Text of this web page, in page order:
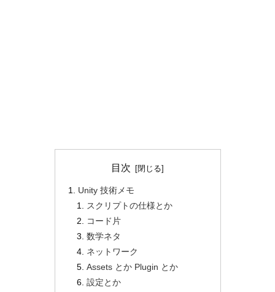
目次
Unity 技術メモ
スクリプトの仕様とか
コード片
数学ネタ
ネットワーク
Assets とか Plugin とか
設定とか